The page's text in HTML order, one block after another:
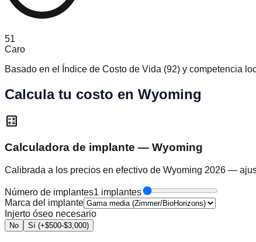
51
Caro
Basado en el Índice de Costo de Vida (92) y competencia
Calcula tu costo en Wyoming
calculate
Calculadora de implante — Wyoming
Calibrada a los precios en efectivo de Wyoming 2026 —
Número de implantes1 implantes
Marca del implante
Injerto óseo necesario
No Sí (+$500-$3,000)